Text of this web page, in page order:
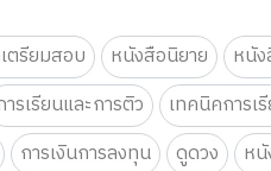
ตรียมสอบ หนังสือนิยาย หนั
ารเรียนและการติว เทคนิคการ
การเงินการลงทุน ดูดวง ห